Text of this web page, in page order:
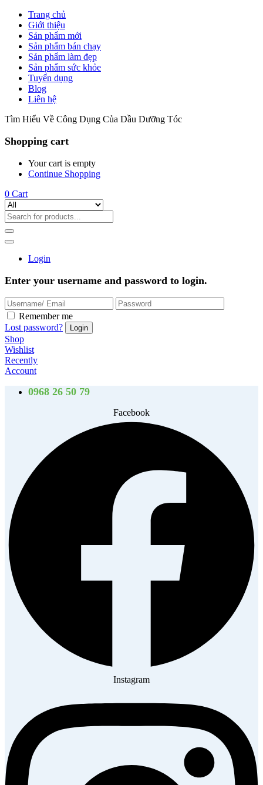
Trang chủ
Giới thiệu
Sản phẩm mới
Sản phẩm bán chạy
Sản phẩm làm đẹp
Sản phẩm sức khỏe
Tuyển dụng
Blog
Liên hệ
Tìm Hiểu Về Công Dụng Của Dầu Dưỡng Tóc
Shopping cart
Your cart is empty
Continue Shopping
0 Cart
Login
Enter your username and password to login.
Remember me
Lost password?
Shop
Wishlist
Recently
Account
0968 26 50 79
Facebook
Instagram